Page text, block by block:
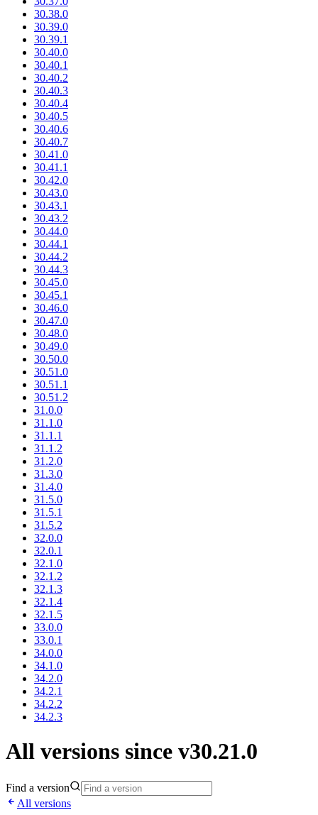
30.38.0
30.39.0
30.39.1
30.40.0
30.40.1
30.40.2
30.40.3
30.40.4
30.40.5
30.40.6
30.40.7
30.41.0
30.41.1
30.42.0
30.43.0
30.43.1
30.43.2
30.44.0
30.44.1
30.44.2
30.44.3
30.45.0
30.45.1
30.46.0
30.47.0
30.48.0
30.49.0
30.50.0
30.51.0
30.51.1
30.51.2
31.0.0
31.1.0
31.1.1
31.1.2
31.2.0
31.3.0
31.4.0
31.5.0
31.5.1
31.5.2
32.0.0
32.0.1
32.1.0
32.1.2
32.1.3
32.1.4
32.1.5
33.0.0
33.0.1
34.0.0
34.1.0
34.2.0
34.2.1
34.2.2
34.2.3
All versions since v30.21.0
Find a version
All versions